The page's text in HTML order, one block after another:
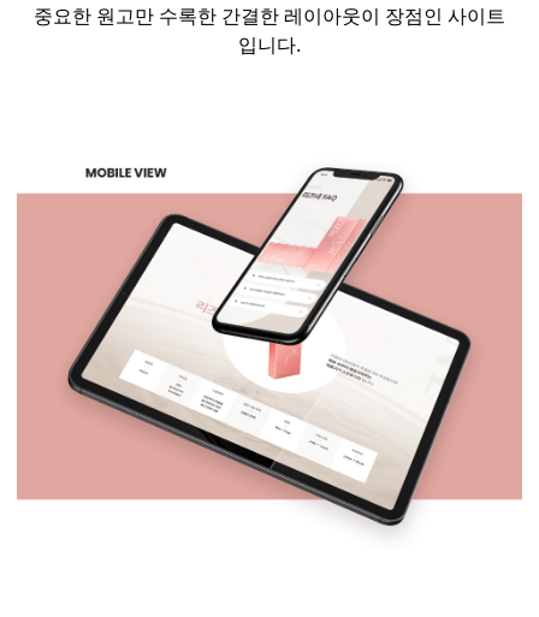
중요한 원고만 수록한 간결한 레이아웃이 장점인 사이트
입니다.